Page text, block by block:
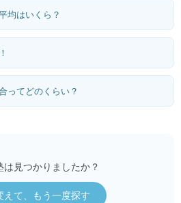
均はいくら？
ってどのくらい？
は見つかりましたか？
えて、もう一度探す